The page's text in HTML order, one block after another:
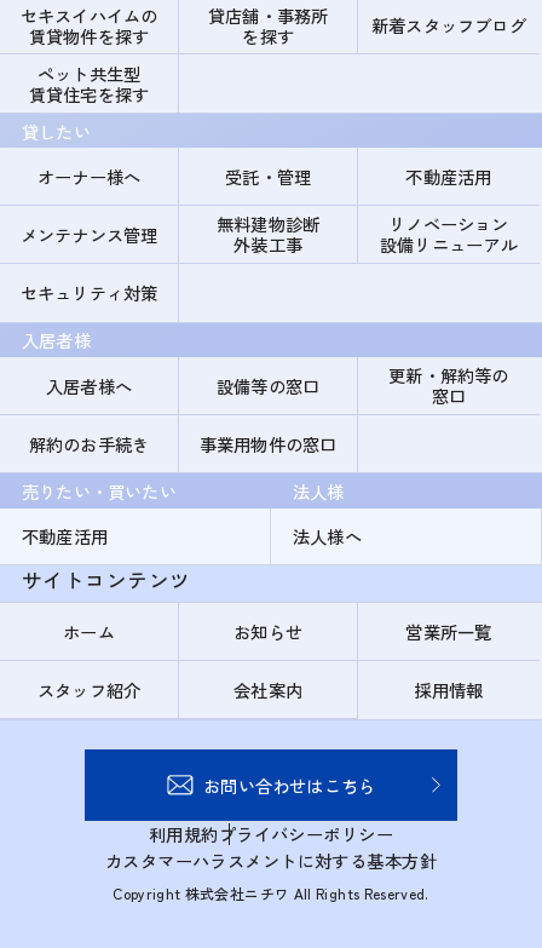
セキスイハイムの
賃貸物件を探す
貸店舗・事務所
を探す
新着スタッフブログ
ペット共生型
賃貸住宅を探す
貸したい
オーナー様へ
受託・管理 不動産活用
メンテナンス管理
無料建物診断
外装工事
リノベーション
設備リニューアル
セキュリティ対策
入居者様
入居者様へ
設備等の窓口
更新・解約等の
窓口
解約のお手続き
事業用物件の窓口
売りたい・買いたい
不動産活用
法人様
法人様へ
サイトコンテンツ
ホーム お知らせ 営業所一覧
スタッフ紹介 会社案内 採用情報
お問い合わせはこちら
利用規約プライバシーポリシー
カスタマーハラスメントに対する基本方針
Copyright 株式会社ニチワ All Rights Reserved.